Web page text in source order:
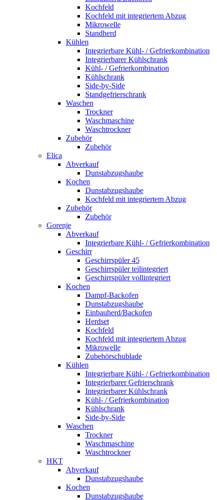
Kochfeld
Kochfeld mit integriertem Abzug
Mikrowelle
Standherd
Kühlen
Integrierbare Kühl- / Gefrierkombination
Integrierbarer Kühlschrank
Kühl- / Gefrierkombination
Kühlschrank
Side-by-Side
Standgefrierschrank
Waschen
Trockner
Waschmaschine
Waschtrockner
Zubehör
Zubehör
Elica
Abverkauf
Dunstabzugshaube
Kochen
Dunstabzugshaube
Kochfeld mit integriertem Abzug
Zubehör
Zubehör
Gorenje
Abverkauf
Integrierbare Kühl- / Gefrierkombination
Geschirr
Geschirrspüler 45
Geschirrspüler teilintegriert
Geschirrspüler vollintegriert
Kochen
Dampf-Backofen
Dunstabzugshaube
Einbauherd/Backofen
Herdset
Kochfeld
Kochfeld mit integriertem Abzug
Mikrowelle
Zubehörschublade
Kühlen
Integrierbare Kühl- / Gefrierkombination
Integrierbarer Gefrierschrank
Integrierbarer Kühlschrank
Kühl- / Gefrierkombination
Kühlschrank
Side-by-Side
Waschen
Trockner
Waschmaschine
Waschtrockner
HKT
Abverkauf
Dunstabzugshaube
Kochen
Dunstabzugshaube